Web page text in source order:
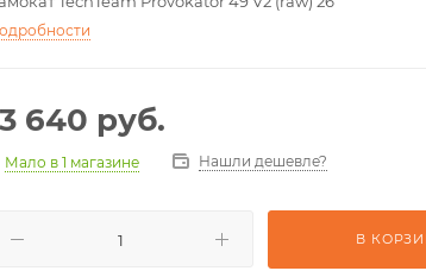
640 руб.
Мало в 1 магазине Нашли дешевле?
В